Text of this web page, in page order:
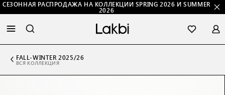
СЕЗОННАЯ РАСПРОДАЖА НА КОЛЛЕКЦИИ SPRING 2026 И SUMMER
2026
FALL-WINTER 2025/26
ВСЯ КОЛЛЕКЦИЯ